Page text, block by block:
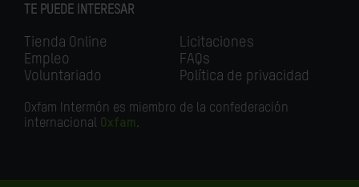
TE PUEDE INTERESAR
Tienda Online
Empleo
Voluntariado
Licitaciones
FAQs
Política de privacidad
Oxfam Intermón es miembro de la confederación
internacional Oxfam.